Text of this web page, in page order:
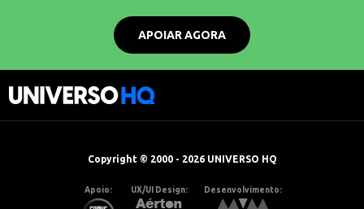
APOIAR AGORA
Copyright © 2000 - 2026 UNIVERSO HQ
Apoio: UX/UI Design: Desenvolvimento: